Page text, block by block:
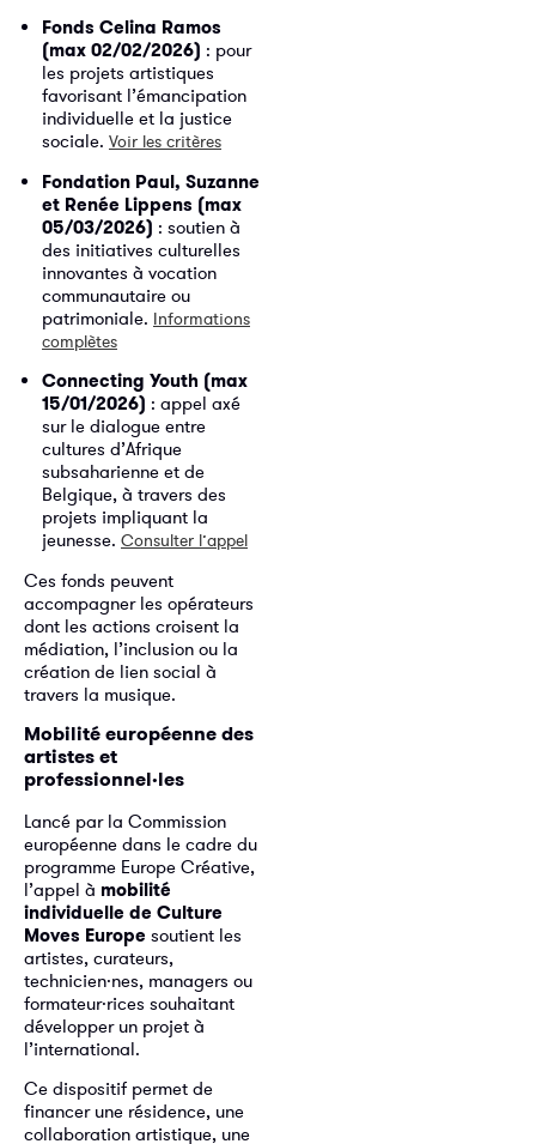
Fonds Celina Ramos
(max 02/02/2026) : pour
les projets artistiques
favorisant l’émancipation
individuelle et la justice
sociale. Voir les critères
Fondation Paul, Suzanne
et Renée Lippens (max
05/03/2026) : soutien à
des initiatives culturelles
innovantes à vocation
communautaire ou
patrimoniale. Informations
complètes
Connecting Youth (max
15/01/2026) : appel axé
sur le dialogue entre
cultures d’Afrique
subsaharienne et de
Belgique, à travers des
projets impliquant la
jeunesse. Consulter l’appel
Ces fonds peuvent
accompagner les opérateurs
dont les actions croisent la
médiation, l’inclusion ou la
création de lien social à
travers la musique.
Mobilité européenne des
artistes et
professionnel·les
Lancé par la Commission
européenne dans le cadre du
programme Europe Créative,
l’appel à mobilité
individuelle de Culture
Moves Europe soutient les
artistes, curateurs,
technicien·nes, managers ou
formateur·rices souhaitant
développer un projet à
l’international.
Ce dispositif permet de
financer une résidence, une
collaboration artistique, une